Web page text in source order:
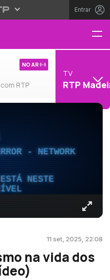
Entrar
RTP
NO AR
TV
RTP
- NETWORK
NESTE
11 set, 2025, 22:08
na vida dos